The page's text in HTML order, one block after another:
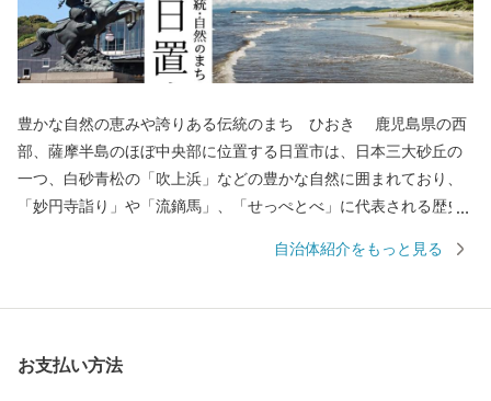
豊かな自然の恵みや誇りある伝統のまち ひおき 鹿児島県の西
部、薩摩半島のほぼ中央部に位置する日置市は、日本三大砂丘の
一つ、白砂青松の「吹上浜」などの豊かな自然に囲まれており、
「妙円寺詣り」や「流鏑馬」、「せっぺとべ」に代表される歴史
「湯之元温泉郷」「吹上温泉郷」など、古の情緒と安らぎに満ち
自慢の特産品をお届けします！
自治体紹介をもっと見る
お支払い方法